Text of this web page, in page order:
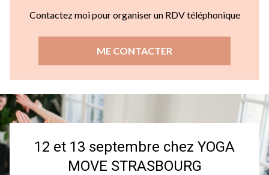
Contactez moi pour organiser un RDV téléphonique
ME CONTACTER
12 et 13 septembre chez YOGA
MOVE STRASBOURG